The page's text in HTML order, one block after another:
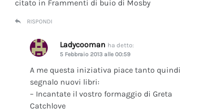
citato in Frammenti di buio di Mosby
RISPONDI
Ladycooman ha detto:
5 Febbraio 2013 alle 00:59
A me questa iniziativa piace tanto quindi
segnalo nuovi libri:
– Incantate il vostro formaggio di Greta
Catchlove